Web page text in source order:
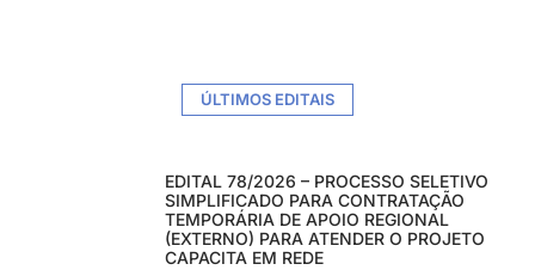
ÚLTIMOS EDITAIS
EDITAL 78/2026 – PROCESSO SELETIVO
SIMPLIFICADO PARA CONTRATAÇÃO
TEMPORÁRIA DE APOIO REGIONAL
(EXTERNO) PARA ATENDER O PROJETO
CAPACITA EM REDE